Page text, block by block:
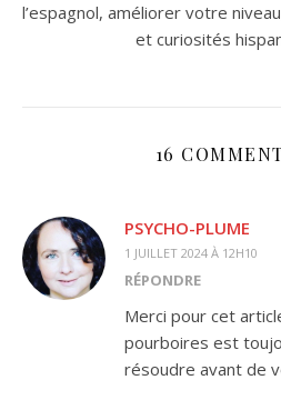
l’espagnol, améliorer votre
et curiosités
16
PSYCHO-PLUME
1 JUILLET 2024 À 12H10
RÉPONDRE
Merci pour cet
pourboires est
résoudre avant de